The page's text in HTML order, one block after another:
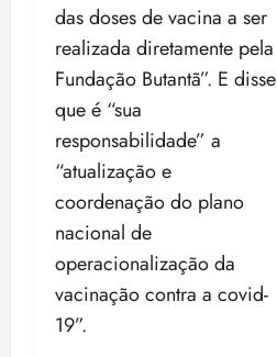
das doses de vacina a ser
realizada diretamente pela
Fundação Butantã”. E disse
que é “sua
responsabilidade” a
“atualização e
coordenação do plano
nacional de
operacionalização da
vacinação contra a covid-
19”.